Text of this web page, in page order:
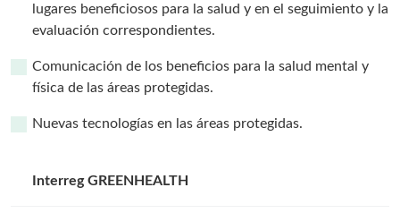
lugares beneficiosos para la salud y en el seguimiento y la
evaluación correspondientes.
Comunicación de los beneficios para la salud mental y
física de las áreas protegidas.
Nuevas tecnologías en las áreas protegidas.
Interreg GREENHEALTH